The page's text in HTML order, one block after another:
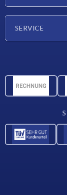
SERVICE
CAD-Daten